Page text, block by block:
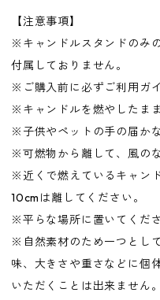
【注意事項】
※キャンドルスタンドのみ
付属しておりません。
※ご購入前に必ずご利用ガ
※キャンドルを燃やしたま
※子供やペットの手の届か
※可燃物から離して、風の
※近くで燃えているキャン
10cmは離してください。
※平らな場所に置いてくださ
※自然素材のため一つとし
味、大きさや重さなどに個
いただくことは出来ません。